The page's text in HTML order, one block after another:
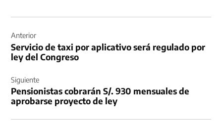
de
entradas
Anterior
Servicio de taxi por aplicativo será regulado por
ley del Congreso
Siguiente
Pensionistas cobrarán S/. 930 mensuales de
aprobarse proyecto de ley